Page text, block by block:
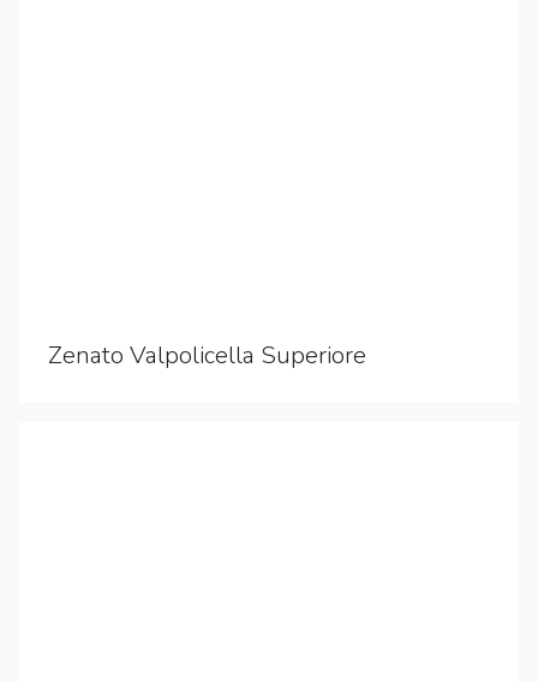
Zenato Valpolicella Superiore